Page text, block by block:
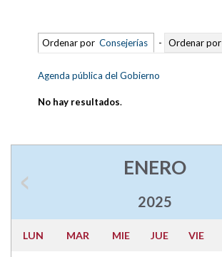
Ordenar por Consejerías - Ordenar por
Agenda pública del Gobierno
No hay resultados.
ENERO
2025
LUN MAR MIE JUE VIE